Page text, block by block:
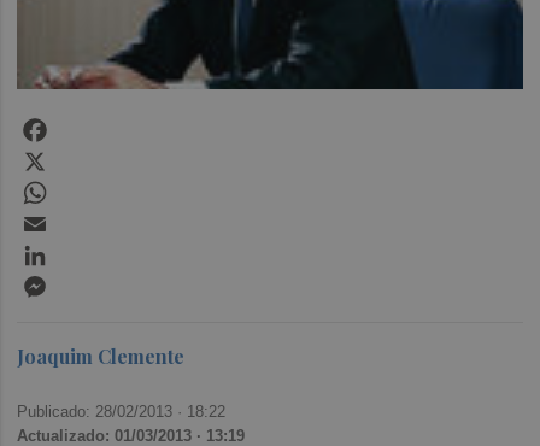
Joaquim Clemente
Publicado: 28/02/2013 · 18:22
Actualizado: 01/03/2013 · 13:19